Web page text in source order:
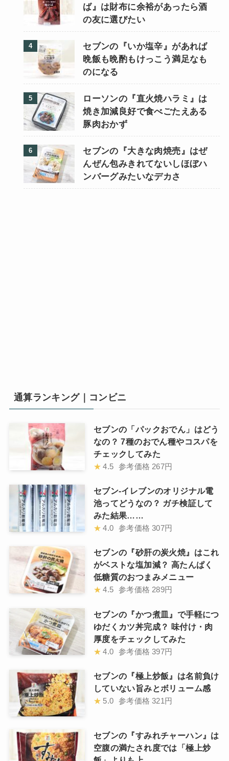
ば』は財布に余裕があったら酒
の友に選びたい
セブンの『いか塩辛』があれば
晩飯も晩酌もけっこう満足なも
のになる
ローソンの『直火焼ハラミ』は
焼き加減良好で食べごたえある
豚肉おかず
セブンの『大きな肉焼売』はぜ
んぜん包みきれてないしほぼハ
ンバーグみたいなデカさ
通算ランキング｜コンビニ
セブンの「パックおでん」はどう
なの？ 7種のおでん種やコスパを
チェックしてみた
★ 4.5 参考価格 267円
セブン-イレブンのオリジナル電
池ってどうなの？ ガチ検証して
みた結果……
★ 4.0 参考価格 307円
セブンの『砂肝の炭火焼』はこれ
がベストな塩加減？ 高たんぱく
低糖質のおつまみメニュー
★ 4.5 参考価格 289円
セブンの『かつ煮皿』で手軽につ
ゆだくカツ丼完成？ 味付け・肉
厚度をチェックしてみた
★ 4.0 参考価格 397円
セブンの『極上炒飯』は名前負け
していない旨みとボリューム感
★ 5.0 参考価格 321円
セブンの『すみれチャーハン』は
空腹の満たされ度では「極上炒